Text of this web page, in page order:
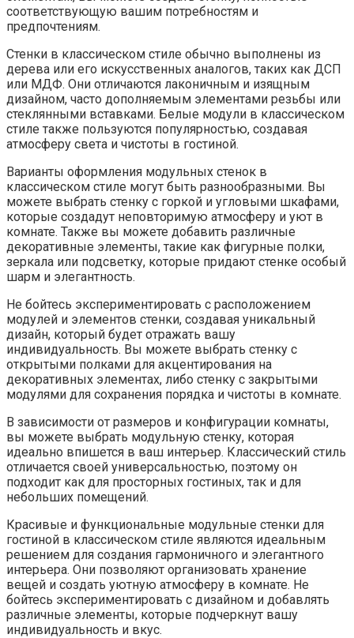
соответствующую вашим потребностям и
предпочтениям.
Стенки в классическом стиле обычно выполнены из
дерева или его искусственных аналогов, таких как ДСП
или МДФ. Они отличаются лаконичным и изящным
дизайном, часто дополняемым элементами резьбы или
стеклянными вставками. Белые модули в классическом
стиле также пользуются популярностью, создавая
атмосферу света и чистоты в гостиной.
Варианты оформления модульных стенок в
классическом стиле могут быть разнообразными. Вы
можете выбрать стенку с горкой и угловыми шкафами,
которые создадут неповторимую атмосферу и уют в
комнате. Также вы можете добавить различные
декоративные элементы, такие как фигурные полки,
зеркала или подсветку, которые придают стенке особый
шарм и элегантность.
Не бойтесь экспериментировать с расположением
модулей и элементов стенки, создавая уникальный
дизайн, который будет отражать вашу
индивидуальность. Вы можете выбрать стенку с
открытыми полками для акцентирования на
декоративных элементах, либо стенку с закрытыми
модулями для сохранения порядка и чистоты в комнате.
В зависимости от размеров и конфигурации комнаты,
вы можете выбрать модульную стенку, которая
идеально впишется в ваш интерьер. Классический стиль
отличается своей универсальностью, поэтому он
подходит как для просторных гостиных, так и для
небольших помещений.
Красивые и функциональные модульные стенки для
гостиной в классическом стиле являются идеальным
решением для создания гармоничного и элегантного
интерьера. Они позволяют организовать хранение
вещей и создать уютную атмосферу в комнате. Не
бойтесь экспериментировать с дизайном и добавлять
различные элементы, которые подчеркнут вашу
индивидуальность и вкус.